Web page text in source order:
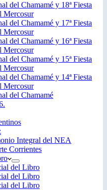
del Chamamé y 18ª Fiesta
Mercosur
del Chamamé y 17ª Fiesta
Mercosur
del Chamamé y 16ª Fiesta
Mercosur
del Chamamé y 15ª Fiesta
Mercosur
del Chamamé y 14ª Fiesta
Mercosur
del Chamamé
Integral del NEA
Corrientes
del Libro
del Libro
del Libro